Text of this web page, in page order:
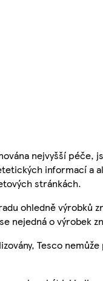
nejvyšší
informací a
stránkách.
ohledně výrobků
nejedná o výrobek
Tesco